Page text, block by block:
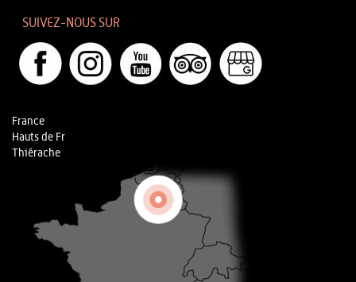
SUIVEZ-NOUS SUR
France
Hauts de Fr
Thiérache